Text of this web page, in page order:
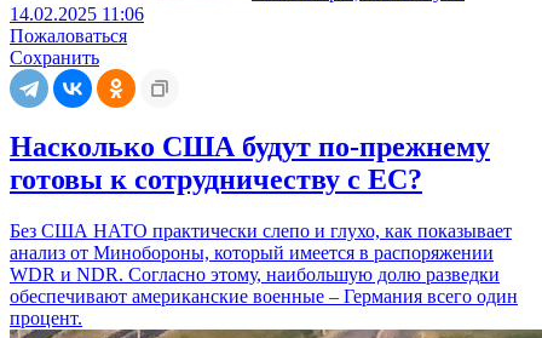
14.02.2025 11:06
Пожаловаться
Сохранить
Насколько США будут по-прежнему
готовы к сотрудничеству с ЕС?
Без США НАТО практически слепо и глухо, как показывает
анализ от Минобороны, который имеется в распоряжении
WDR и NDR. Согласно этому, наибольшую долю разведки
обеспечивают американские военные – Германия всего один
процент.